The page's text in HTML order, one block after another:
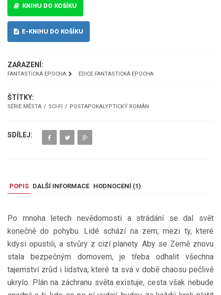
KNIHU DO KOŠÍKU
E-KNIHU DO KOŠÍKU
ZAŘAZENÍ:
FANTASTICKÁ EPOCHA EDICE FANTASTICKÁ EPOCHA
ŠTÍTKY:
SÉRIE MĚSTA SCI-FI POSTAPOKALYPTICKÝ ROMÁN
SDÍLEJ:
POPIS DALŠÍ INFORMACE HODNOCENÍ (1)
Po mnoha letech nevědomosti a strádání se dal svět
konečně do pohybu. Lidé schází na zem, mezi ty, které
kdysi opustili, a stvůry z cizí planety. Aby se Země znovu
stala bezpečným domovem, je třeba odhalit všechna
tajemství zrůd i lidstva, které ta svá v době chaosu pečlivě
ukrylo. Plán na záchranu světa existuje, cesta však nebude